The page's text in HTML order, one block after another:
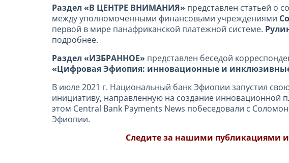
Раздел «В ЦЕНТРЕ ВНИМАНИЯ» представлен статьей о
между уполномоченными финансовыми учреждениями
первой в мире панафриканской платежной системе.
подробнее.
Раздел «ИЗБРАННОЕ» представлен беседой
«Цифровая Эфиопия: инновационные и
В июле 2021 г. Национальный банк Эфиопии запустил
инициативу, направленную на создание инновационной
этом Central Bank Payments News побеседовали с
Эфиопии.
Следите за нашими публикациями